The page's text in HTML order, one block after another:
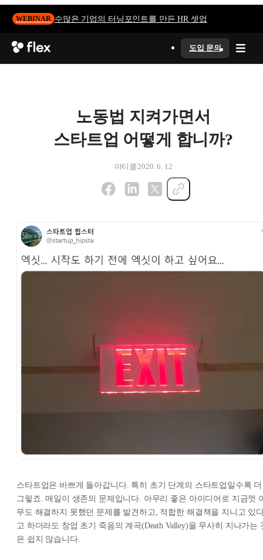
WEBINAR 수많은 기업의 터닝포인트를 만든 HR 셋업
도입 문의
노동법 지켜가면서
스타트업 어떻게 합니까?
아티클 2020. 6. 12
스타트업은 바쁘게 돌아갑니다. 특히 초기 단계의 스타트업일수록 더
그렇죠. 매일이 생존의 문제입니다. 아무리 좋은 아이디어로 지금껏
무도 해결하지 못했던 문제를 발견하고, 적합한 해결책을 지니고 있
고 하더라도 창업 초기 죽음의 계곡(Death Valley)을 무사히 지나가는
은 쉽지 않습니다.